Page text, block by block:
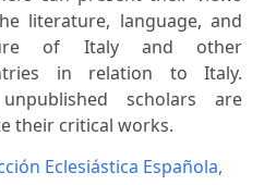
literature, language, and
of Italy and other
in relation to Italy.
scholars are
their critical works.
Eclesiástica Española,